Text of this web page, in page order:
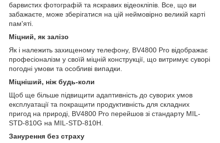
барвистих фотографій та яскравих відеокліпів. Все, що ви
забажаєте, може зберігатися на цій неймовірно великій карті
пам'яті.
Міцний, як залізо
Як і належить захищеному телефону, BV4800 Pro відображає
професіоналізм у своїй міцній конструкції, що витримує суворі
погодні умови та особливі випадки.
Міцніший, ніж будь-коли
Щоб ще більше підвищити адаптивність до суворих умов
експлуатації та покращити продуктивність для складних
пригод на природі, BV4800 Pro перейшов зі стандарту MIL-
STD-810G на MIL-STD-810H.
Занурення без страху